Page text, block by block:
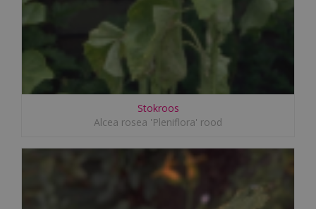
Stokroos
Alcea rosea 'Pleniflora' rood